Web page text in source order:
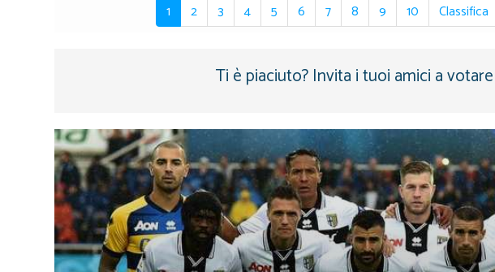
1 2 3 4 5 6 7 8 9 10 Classifica
Ti è piaciuto? Invita i tuoi amici a